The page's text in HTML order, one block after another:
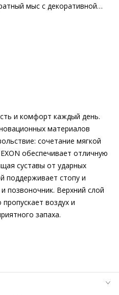
узнать на
мыс с декоративной
нотку. Обтянутый
с нескользящей подошвой
при носке и уверенную
- универсальные спутники,
образа, так и для
Изготовленные устойчивым
убеждают долговечными
многих сезонов.
и комфорт каждый день.
материалов
сочетание мягкой
обеспечивает отличную
суставы от ударных
поддерживает стопу и
позвоночник. Верхний слой
воздух и
запаха.
полиуретан (TPU)